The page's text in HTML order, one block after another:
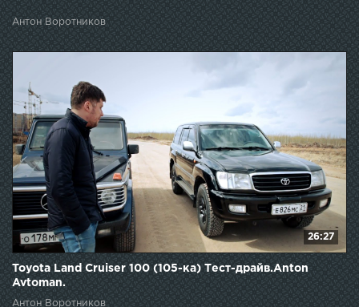
Антон Воротников
26:27
Toyota Land Cruiser 100 (105-ка) Тест-драйв.Anton
Avtoman.
Антон Воротников